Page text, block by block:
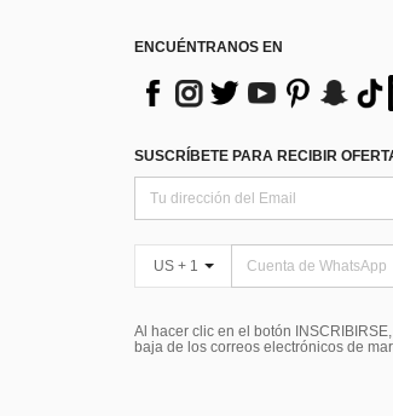
ENCUÉNTRANOS EN
SUSCRÍBETE PARA RECIBIR
US + 1
Al hacer clic en el botón
baja de los correos electrónicos de